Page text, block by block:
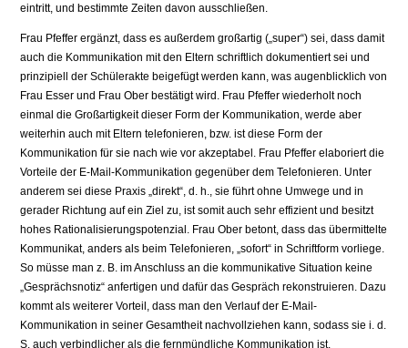
eintritt, und bestimmte Zeiten davon ausschließen.
Frau Pfeffer ergänzt, dass es außerdem großartig („super“) sei, dass damit
auch die Kommunikation mit den Eltern schriftlich dokumentiert sei und
prinzipiell der Schülerakte beigefügt werden kann, was augenblicklich von
Frau Esser und Frau Ober bestätigt wird. Frau Pfeffer wiederholt noch
einmal die Großartigkeit dieser Form der Kommunikation, werde aber
weiterhin auch mit Eltern telefonieren, bzw. ist diese Form der
Kommunikation für sie nach wie vor akzeptabel. Frau Pfeffer elaboriert die
Vorteile der E-Mail-Kommunikation gegenüber dem Telefonieren. Unter
anderem sei diese Praxis „direkt“, d. h., sie führt ohne Umwege und in
gerader Richtung auf ein Ziel zu, ist somit auch sehr effizient und besitzt
hohes Rationalisierungspotenzial. Frau Ober betont, dass das übermittelte
Kommunikat, anders als beim Telefonieren, „sofort“ in Schriftform vorliege.
So müsse man z. B. im Anschluss an die kommunikative Situation keine
„Gesprächsnotiz“ anfertigen und dafür das Gespräch rekonstruieren. Dazu
kommt als weiterer Vorteil, dass man den Verlauf der E-Mail-
Kommunikation in seiner Gesamtheit nachvollziehen kann, sodass sie i. d.
S. auch verbindlicher als die fernmündliche Kommunikation ist.